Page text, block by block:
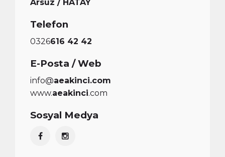
Arsuz / HATAY
Telefon
0326616 42 42
E-Posta / Web
info@aeakinci.com
www.aeakinci.com
Sosyal Medya